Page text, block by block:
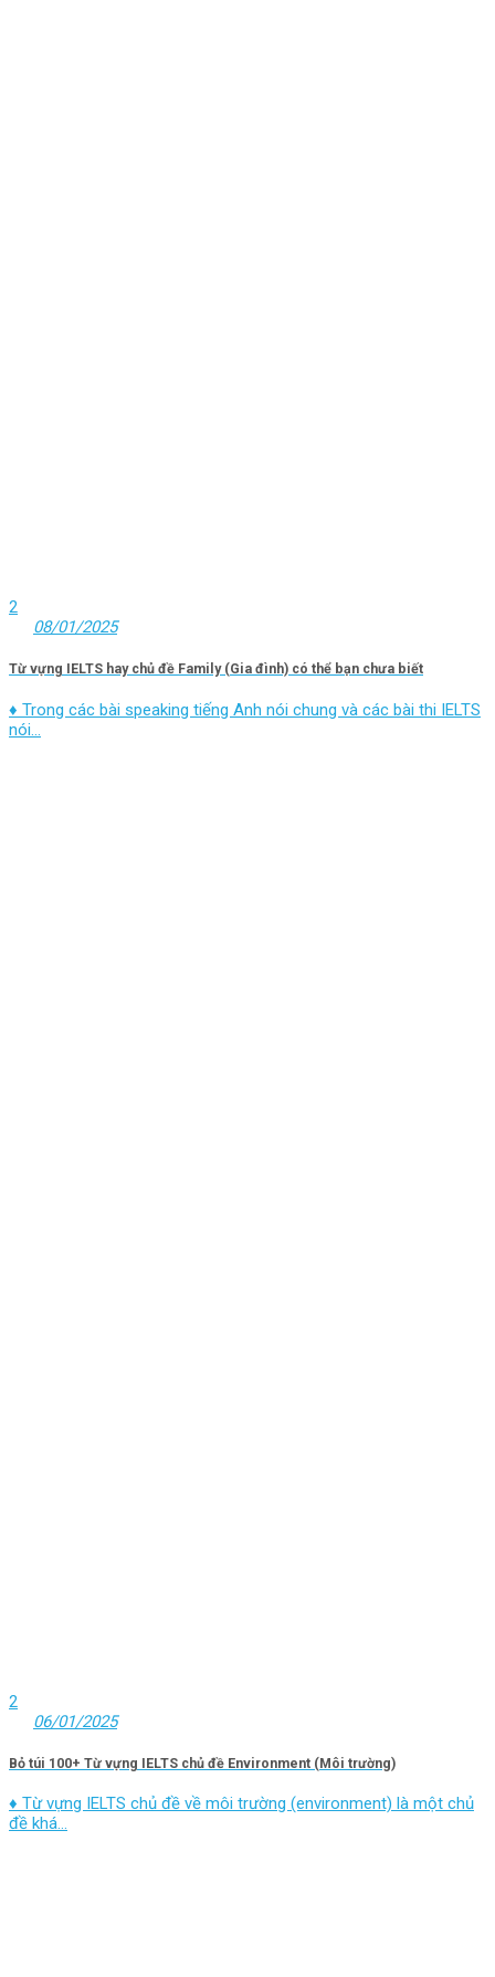
2
08/01/2025
Từ vựng IELTS hay chủ đề Family (Gia đình) có thể bạn chưa biết
♦ Trong các bài speaking tiếng Anh nói chung và các bài thi IELTS
nói...
2
06/01/2025
Bỏ túi 100+ Từ vựng IELTS chủ đề Environment (Môi trường)
♦ Từ vựng IELTS chủ đề về môi trường (environment) là một chủ
đề khá...